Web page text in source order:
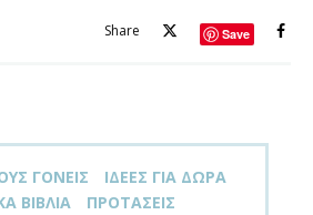
Share Save
ΓΟΝΕΊΣ
ΙΔΈΕΣ ΓΙΑ ΔΏΡΑ
ΒΙΒΛΊΑ
ΠΡΟΤΆΣΕΙΣ